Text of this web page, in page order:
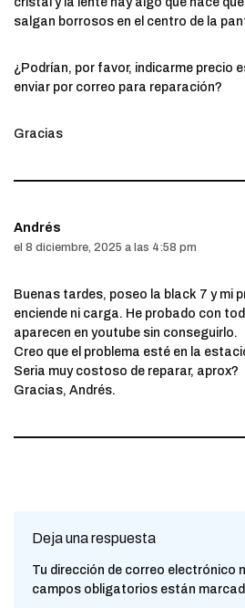
salgan borrosos en el centro de la
¿Podrían, por favor, indicarme precio
enviar por correo para reparación?
Gracias
Andrés
el 8 diciembre, 2025 a las 4:58 pm
Buenas tardes, poseo la black 7 y mi
enciende ni carga. He probado con
aparecen en youtube sin conseguirlo.
Creo que el problema esté en la
Seria muy costoso de reparar, aprox?
Gracias, Andrés.
Deja una respuesta
Tu dirección de correo electrónico
campos obligatorios están